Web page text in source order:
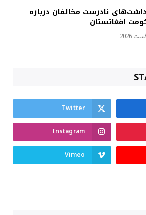
نادرست مخالفان درباره
افغانستان
Twitter
Instagram
Vimeo